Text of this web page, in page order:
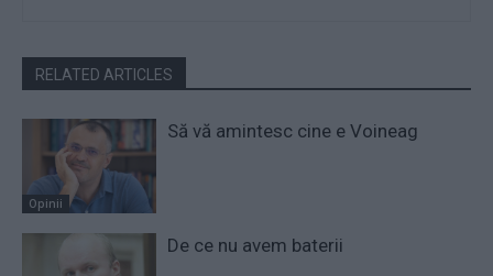
RELATED ARTICLES
Opinii
Să vă amintesc cine e Voineag
De ce nu avem baterii